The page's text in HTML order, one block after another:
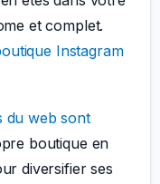
et complet.
Instagram
du web sont
boutique en
diversifier ses